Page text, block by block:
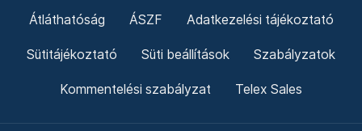
Átláthatóság ÁSZF Adatkezelési tájékoztató
Sütitájékoztató Süti beállítások Szabályzatok
Kommentelési szabályzat Telex Sales